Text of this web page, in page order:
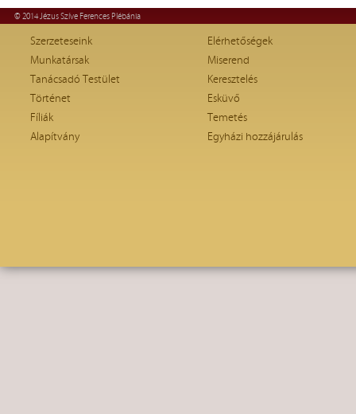
© 2014 Jézus Szíve Ferences Plébánia
Szerzeteseink
Munkatársak
Tanácsadó Testület
Történet
Fíliák
Alapítvány
Elérhetőségek
Miserend
Keresztelés
Esküvő
Temetés
Egyházi hozzájárulás